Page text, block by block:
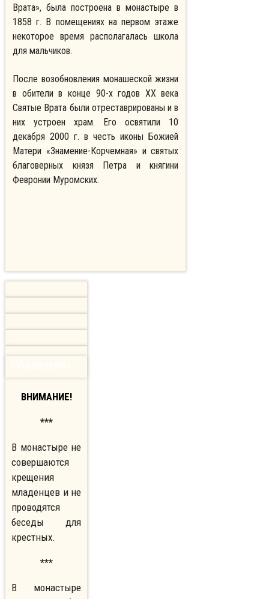
Врата», была построена в монастыре в
1858 г. В помещениях на первом этаже
некоторое время располагалась школа
для мальчиков.
После возобновления монашеской жизни
в обители в конце 90-х годов XX века
Святые Врата были отреставрированы и в
них устроен храм. Его освятили 10
декабря 2000 г. в честь иконы Божией
Матери «Знамение-Корчемная» и святых
благоверных князя Петра и княгини
Февронии Муромских.
ВНИМАНИЕ!
***
В монастыре не
совершаются
крещения
младенцев и не
проводятся
беседы для
крестных.
***
В монастыре